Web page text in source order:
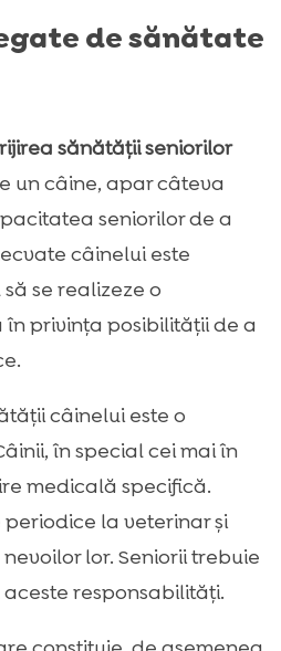
de sănătate
sănătății seniorilor
un câine, apar câteva
seniorilor de a
câinelui este
se realizeze o
privința posibilității de a
câinelui este o
în special cei mai în
medicală specifică.
la veterinar și
lor. Seniorii trebuie
responsabilități.